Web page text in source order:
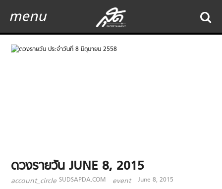
menu
ดวงรายวัน JUNE 8, 2015
account_circle SUDSAPDA.COM event June 8, 2015